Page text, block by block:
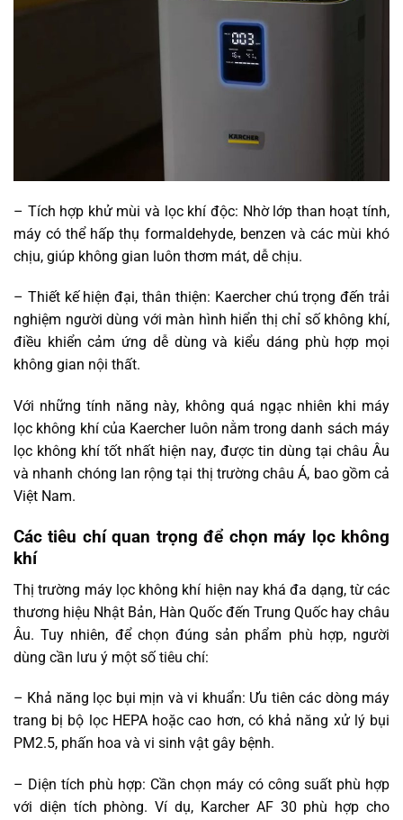
– Tích hợp khử mùi và lọc khí độc: Nhờ lớp than hoạt tính,
máy có thể hấp thụ formaldehyde, benzen và các mùi khó
chịu, giúp không gian luôn thơm mát, dễ chịu.
– Thiết kế hiện đại, thân thiện: Kaercher chú trọng đến trải
nghiệm người dùng với màn hình hiển thị chỉ số không khí,
điều khiển cảm ứng dễ dùng và kiểu dáng phù hợp mọi
không gian nội thất.
Với những tính năng này, không quá ngạc nhiên khi máy
lọc không khí của Kaercher luôn nằm trong danh sách máy
lọc không khí tốt nhất hiện nay, được tin dùng tại châu Âu
và nhanh chóng lan rộng tại thị trường châu Á, bao gồm cả
Việt Nam.
Các tiêu chí quan trọng để chọn máy lọc không
khí
Thị trường máy lọc không khí hiện nay khá đa dạng, từ các
thương hiệu Nhật Bản, Hàn Quốc đến Trung Quốc hay châu
Âu. Tuy nhiên, để chọn đúng sản phẩm phù hợp, người
dùng cần lưu ý một số tiêu chí:
– Khả năng lọc bụi mịn và vi khuẩn: Ưu tiên các dòng máy
trang bị bộ lọc HEPA hoặc cao hơn, có khả năng xử lý bụi
PM2.5, phấn hoa và vi sinh vật gây bệnh.
– Diện tích phù hợp: Cần chọn máy có công suất phù hợp
với diện tích phòng. Ví dụ, Karcher AF 30 phù hợp cho